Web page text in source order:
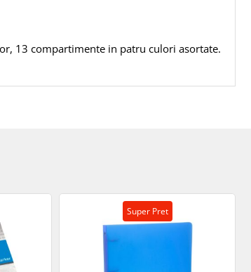
13 compartimente in patru culori asortate.
Super Pret